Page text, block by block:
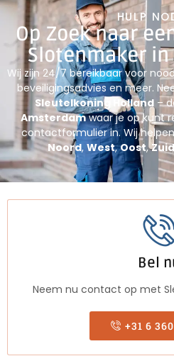
HULP
Op Zoek naar
Slotenmaker in
Wij zijn 24/7 bereikbaar voor
beveiligingsadvies en meer.
Sleutelkoning Holland–
Amsterdamwaar je op kunt
contactformulier in. Wij
Noord, West,Oost,
Bel
Neem nu contact op met
+31 6